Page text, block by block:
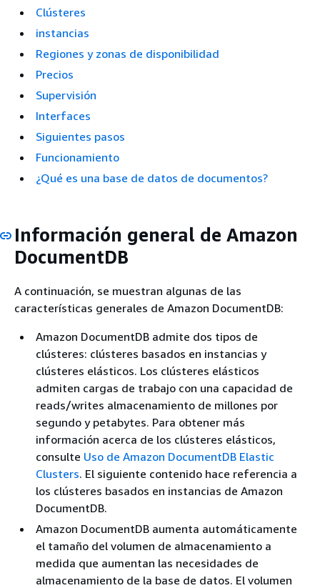
Clústeres
instancias
Regiones y zonas de disponibilidad
Precios
Supervisión
Interfaces
Siguientes pasos
Funcionamiento
¿Qué es una base de datos de documentos?
Información general de Amazon
DocumentDB
A continuación, se muestran algunas de las
características generales de Amazon DocumentDB:
Amazon DocumentDB admite dos tipos de
clústeres: clústeres basados en instancias y
clústeres elásticos. Los clústeres elásticos
admiten cargas de trabajo con una capacidad de
reads/writes almacenamiento de millones por
segundo y petabytes. Para obtener más
información acerca de los clústeres elásticos,
consulte Uso de Amazon DocumentDB Elastic
Clusters. El siguiente contenido hace referencia a
los clústeres basados en instancias de Amazon
DocumentDB.
Amazon DocumentDB aumenta automáticamente
el tamaño del volumen de almacenamiento a
medida que aumentan las necesidades de
almacenamiento de la base de datos. El volumen